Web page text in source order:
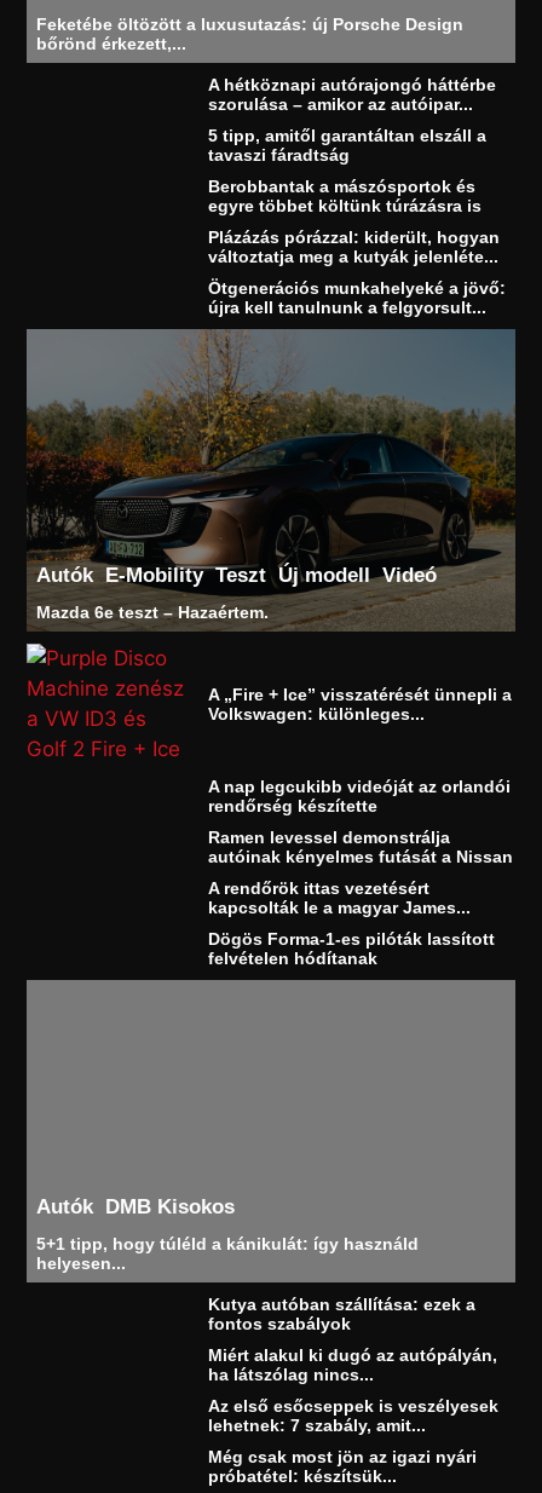
Feketébe öltözött a luxusutazás: új Porsche Design
bőrönd érkezett,...
A hétköznapi autórajongó háttérbe
szorulása – amikor az autóipar...
5 tipp, amitől garantáltan elszáll a
tavaszi fáradtság
Berobbantak a mászósportok és
egyre többet költünk túrázásra is
Plázázás pórázzal: kiderült, hogyan
változtatja meg a kutyák jelenléte...
Ötgenerációs munkahelyeké a jövő:
újra kell tanulnunk a felgyorsult...
Autók E-Mobility Teszt Új modell Videó
Mazda 6e teszt – Hazaértem.
A „Fire + Ice” visszatérését ünnepli a
Volkswagen: különleges...
A nap legcukibb videóját az orlandói
rendőrség készítette
Ramen levessel demonstrálja
autóinak kényelmes futását a Nissan
A rendőrök ittas vezetésért
kapcsolták le a magyar James...
Dögös Forma-1-es pilóták lassított
felvételen hódítanak
Autók DMB Kisokos
5+1 tipp, hogy túléld a kánikulát: így használd
helyesen...
Kutya autóban szállítása: ezek a
fontos szabályok
Miért alakul ki dugó az autópályán,
ha látszólag nincs...
Az első esőcseppek is veszélyesek
lehetnek: 7 szabály, amit...
Még csak most jön az igazi nyári
próbatétel: készítsük...